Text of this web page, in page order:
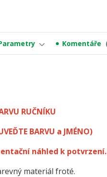
Komentáře
RUČNÍKU
BARVU a JMÉNO)
náhled k potvrzení.
materiál froté.